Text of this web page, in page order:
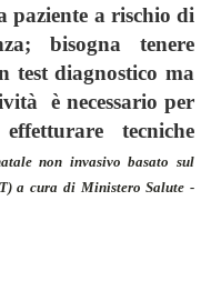
paziente a rischio di
bisogna tenere
test diagnostico ma
è necessario per
tecniche
non invasivo basato sul
a cura di Ministero Salute -